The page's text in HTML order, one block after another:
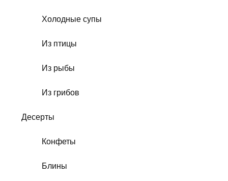
Холодные супы
Из птицы
Из рыбы
Из грибов
Десерты
Конфеты
Блины